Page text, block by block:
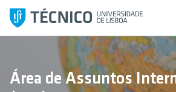
l
Área de Assuntos